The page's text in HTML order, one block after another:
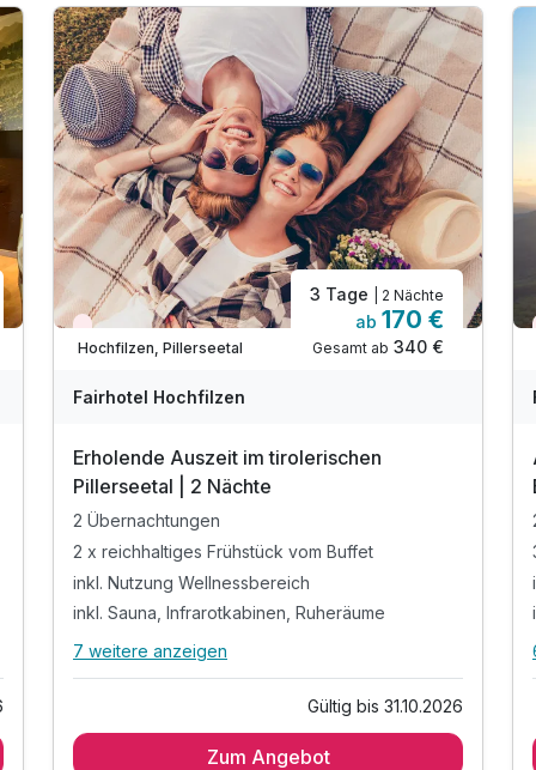
Nur noch Restplätze
Hochfilzen, Pillerseetal
3 Tage | 2 Nächte
ab 170 €
Gesamt ab 340 €
Fairhotel Hochfilzen
Erholende Auszeit im tirolerischen
Pillerseetal | 2 Nächte
2 Übernachtungen
2 x reichhaltiges Frühstück vom Buffet
inkl. Nutzung Wellnessbereich
inkl. Sauna, Infrarotkabinen, Ruheräume
Alle Inklusivleistungen
2 x reichhaltiges Frühstück vom Buffet
7 weitere anzeigen
Gültig bis 31.10.2026
Zum Angebot